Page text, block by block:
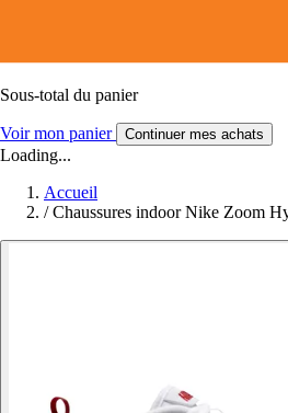
Sous-total du panier
Voir mon panier Continuer mes achats
Loading...
Accueil
/ Chaussures indoor Nike Zoom